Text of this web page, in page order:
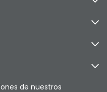
de nuestros